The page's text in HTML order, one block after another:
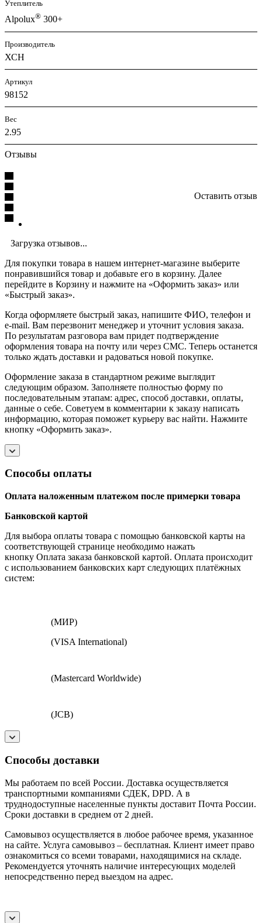
Утеплитель
Alpolux® 300+
Производитель
ХСН
Артикул
98152
Вес
2.95
Отзывы
Оставить отзыв
Загрузка отзывов...
Для покупки товара в нашем интернет-магазине выберите
понравившийся товар и добавьте его в корзину. Далее
перейдите в Корзину и нажмите на «Оформить заказ» или
«Быстрый заказ».
Когда оформляете быстрый заказ, напишите ФИО, телефон и
e-mail. Вам перезвонит менеджер и уточнит условия заказа.
По результатам разговора вам придет подтверждение
оформления товара на почту или через СМС. Теперь останется
только ждать доставки и радоваться новой покупке.
Оформление заказа в стандартном режиме выглядит
следующим образом. Заполняете полностью форму по
последовательным этапам: адрес, способ доставки, оплаты,
данные о себе. Советуем в комментарии к заказу написать
информацию, которая поможет курьеру вас найти. Нажмите
кнопку «Оформить заказ».
Способы оплаты
Оплата наложенным платежом после примерки товара
Банковской картой
Для выбора оплаты товара с помощью банковской карты на
соответствующей странице необходимо нажать
кнопку Оплата заказа банковской картой. Оплата происходит
с использованием банковских карт следующих платёжных
систем:
(МИР)
(VISA International)
(Mastercard Worldwide)
(JCB)
Способы доставки
Мы работаем по всей России. Доставка осуществляется
транспортными компаниями СДЕК, DPD. А в
труднодоступные населенные пункты доставит Почта России.
Сроки доставки в среднем от 2 дней.
Самовывоз осуществляется в любое рабочее время, указанное
на сайте. Услуга самовывоз – бесплатная. Клиент имеет право
ознакомиться со всеми товарами, находящимися на складе.
Рекомендуется уточнять наличие интересующих моделей
непосредственно перед выездом на адрес.